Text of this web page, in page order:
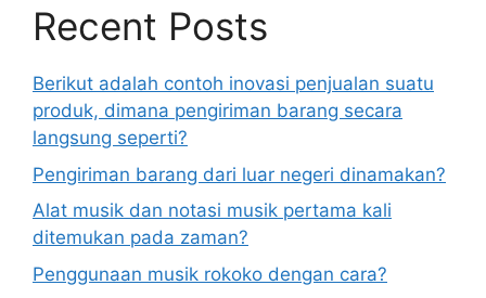
Recent Posts
Berikut adalah contoh inovasi penjualan suatu
produk, dimana pengiriman barang secara
langsung seperti?
Pengiriman barang dari luar negeri dinamakan?
Alat musik dan notasi musik pertama kali
ditemukan pada zaman?
Penggunaan musik rokoko dengan cara?